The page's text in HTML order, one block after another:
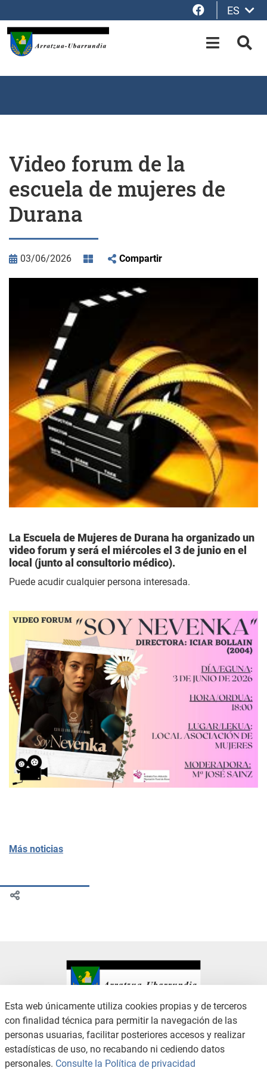
Facebook
ES
OPEN-
Video forum de la
escuela de mujeres de
Durana
03/06/2026 Compartir
La Escuela de Mujeres de Durana ha organizado un
video forum y será el miércoles el 3 de junio en el
local (junto al consultorio médico).
Puede acudir cualquier persona interesada.
Más noticias
CONTACTO
AVISO LEGAL
CANAL DE DENUNCIAS
POLÍTICA DE PRIVACIDAD
POLÍTICA DE COOKIES
ACCESIBILIDAD
Esta web únicamente utiliza cookies propias y de terceros
con finalidad técnica para permitir la navegación de las
personas usuarias, facilitar posteriores accesos y realizar
estadísticas de uso, no recabando ni cediendo datos
personales. Consulte la Política de privacidad